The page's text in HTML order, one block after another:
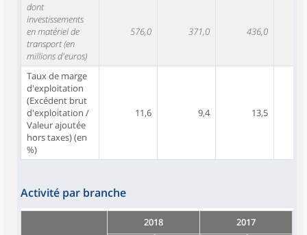
dont
investissements
en matériel de
transport (en
millions d'euros)
576,0 371,0 436,0
Taux de marge
d'exploitation
(Excédent brut
d'exploitation /
Valeur ajoutée
hors taxes) (en
%)
11,6 9,4 13,5
Activité par branche
2018
2017